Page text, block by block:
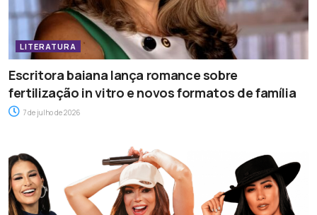
LITERATURA
Escritora baiana lança romance sobre
fertilização in vitro e novos formatos de família
7 de julho de 2026